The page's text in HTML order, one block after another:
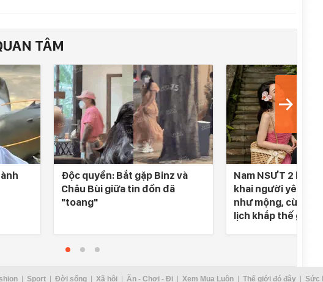
TÂM
Độc quyền: Bắt gặp Binz và
Châu Bùi giữa tin đồn đã
"toang"
Nam NSƯT 2 lần
khai người yêu SN
như mộng, cùng
lịch khắp thế gian
Sport Đời sống Xã hội Ăn - Chơi - Đi Xem Mua Luôn Thế giới đó đây Sức